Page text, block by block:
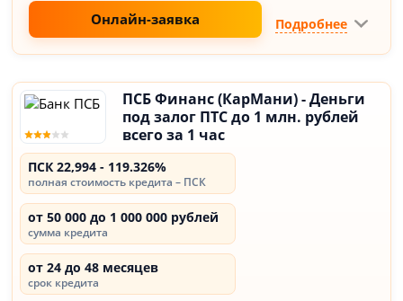
Онлайн-заявка Подробнее
ПСБ Финанс (КарМани) - Деньги
под залог ПТС до 1 млн. рублей
всего за 1 час
ПСК 22,994 - 119.326%
полная стоимость кредита – ПСК
от 50 000 до 1 000 000 рублей
сумма кредита
от 24 до 48 месяцев
срок кредита